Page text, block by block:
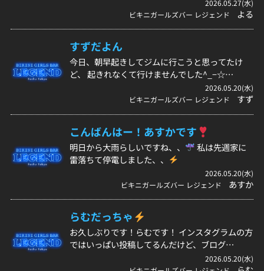
2026.05.27(水)
ビキニガールズバー レジェンド
よる
すずだよん
今日、朝早起きしてジムに行こうと思ってたけ
ど、 起きれなくて行けませんでした^_−☆…
2026.05.20(水)
ビキニガールズバー レジェンド
すず
こんばんはー！あすかです
明日から大雨らしいですね、、
私は先週家に
雷落ちて停電しました、、
2026.05.20(水)
ビキニガールズバー レジェンド
あすか
らむだっちゃ
お久しぶりです！らむです！ インスタグラムの方
ではいっぱい投稿してるんだけど、ブログ…
2026.05.20(水)